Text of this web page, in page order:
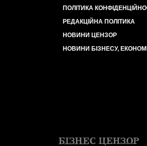
ПОЛІТИКА
РЕДАКЦІЙНА ПОЛІТИКА
НОВИНИ ЦЕНЗОР
НОВИНИ БІЗНЕСУ,